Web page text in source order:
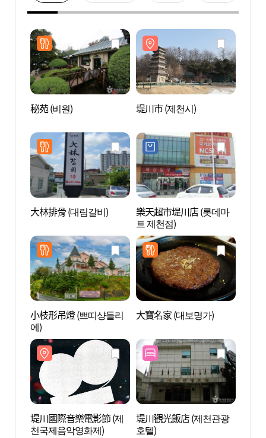
秘苑 (비원) 堤川市 (제천시)
大林排骨 (대림갈비)
樂天超市堤川店 (롯데마
트 제천점)
小枝形吊燈 (쁘띠샹들리
에)
大寶名家 (대보명가)
堤川國際音樂電影節 (제
천국제음악영화제)
堤川觀光飯店 (제천관광
호텔)